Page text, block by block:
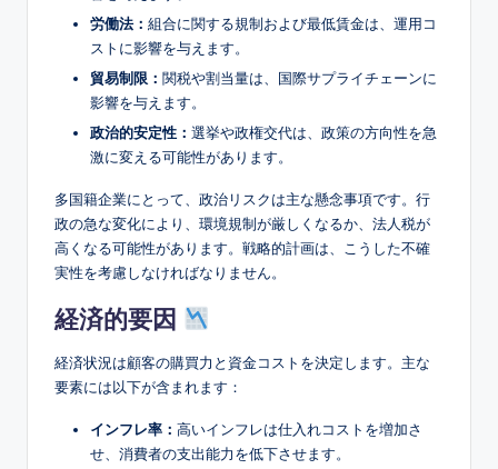
労働法： 組合に関する規制および最低賃金は、運用コ
ストに影響を与えます。
貿易制限： 関税や割当量は、国際サプライチェーンに
影響を与えます。
政治的安定性： 選挙や政権交代は、政策の方向性を急
激に変える可能性があります。
多国籍企業にとって、政治リスクは主な懸念事項です。行
政の急な変化により、環境規制が厳しくなるか、法人税が
高くなる可能性があります。戦略的計画は、こうした不確
実性を考慮しなければなりません。
経済的要因
経済状況は顧客の購買力と資金コストを決定します。主な
要素には以下が含まれます：
インフレ率： 高いインフレは仕入れコストを増加さ
せ、消費者の支出能力を低下させます。